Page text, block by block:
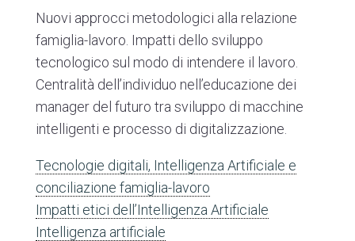
Nuovi approcci metodologici alla relazione
famiglia-lavoro. Impatti dello sviluppo
tecnologico sul modo di intendere il lavoro.
Centralità dell’individuo nell’educazione dei
manager del futuro tra sviluppo di macchine
intelligenti e processo di digitalizzazione.
Tecnologie digitali, Intelligenza Artificiale e
conciliazione famiglia-lavoro
Impatti etici dell’Intelligenza Artificiale
Intelligenza artificiale